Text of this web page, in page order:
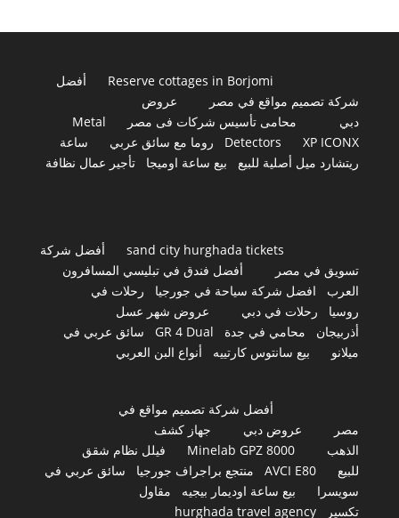
Reserve cottages in Borjomi
أفضل
شركة تصميم مواقع في مصر
عروض
دبي
محامى تأسيس شركات فى مصر
Metal
Detectors
XP ICONX روما مع سائق عربي
ساعة
ريتشارد ميل أصلية للبيع
بيع ساعة اوميجا تأجير عمال نظافة
sand city hurghada tickets
أفضل شركة
تسويق في مصر
أفضل فندق في تبليسي المسافرون
العرب
افضل شركة سياحة في جورجيا
رحلات في
روسيا
رحلات في دبي
عروض شهر عسل
أذربيجان
محامي في جدة GR 4 Dual
سائق عربي في
ميلانو
بيع سانتوس كارتييه أنواع البن العربي
أفضل شركة تصميم مواقع في
مصر
عروض دبي
جهاز كشف
الذهب
Minelab GPZ 8000
فيلل نظام شقق
للبيع
AVCI E80 منتجع براجراف جورجيا
سائق عربي في
سويسرا
بيع ساعة اوديمار بيجيه
مقاول
تكسير
hurghada travel agency